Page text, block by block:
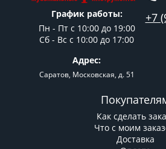
График работы:
Пн - Пт c 10:00 до 19:00
Сб - Вс с 10:00 до 17:00
Адрес:
Саратов, Московская, д. 51
+7
Как сделать
Что с моим
Доставка